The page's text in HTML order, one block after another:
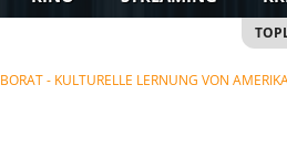
BORAT - KULTURELLE LERNUNG VON